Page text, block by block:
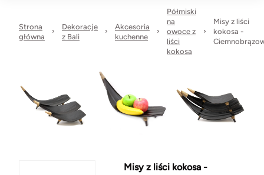
Strona
główna
Dekoracje
z Bali
Akcesoria
kuchenne
Półmiski
na
owoce z
liści
kokosa
Misy z liści
kokosa -
Misy z liści kokosa -